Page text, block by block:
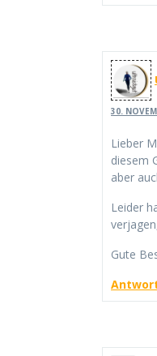
30.
Lieber
diesem
aber
Leider
Gute